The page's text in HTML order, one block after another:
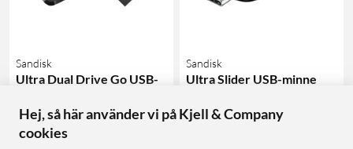
Sandisk
Ultra Dual Drive Go USB-
4.5 (695)
224:-
Sandisk
Ultra Slider USB-minne
4.5 (44)
Hej, så här använder vi på Kjell & Company
cookies